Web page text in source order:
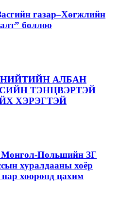
газар–Хөгжлийн
боллоо
АЛБАН
ТЭНЦВЭРТЭЙ
ХЭРЭГТЭЙ
Польшийн ЗГ
хуралдааны хоёр
хооронд цахим